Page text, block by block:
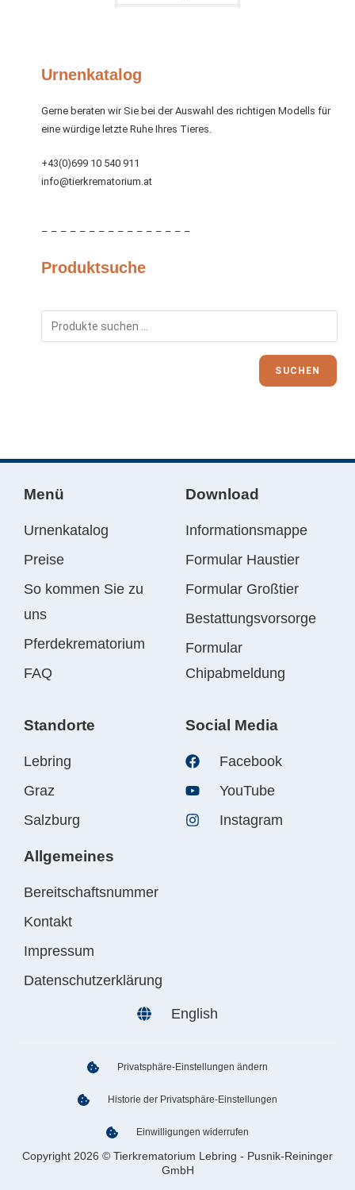
Urnenkatalog
Gerne beraten wir Sie bei der Auswahl des richtigen Modells für
eine würdige letzte Ruhe Ihres Tieres.
+43(0)699 10 540 911
info@tierkrematorium.at
– – – – – – – – – – – – – – – –
Produktsuche
SUCHEN
Menü
Urnenkatalog
Preise
So kommen Sie zu
uns
Pferdekrematorium
FAQ
Download
Informationsmappe
Formular Haustier
Formular Großtier
Bestattungsvorsorge
Formular
Chipabmeldung
Standorte
Lebring
Graz
Salzburg
Social Media
Facebook
YouTube
Instagram
Allgemeines
Bereitschaftsnummer
Kontakt
Impressum
Datenschutzerklärung
English
Privatsphäre-Einstellungen ändern
Historie der Privatsphäre-Einstellungen
Einwilligungen widerrufen
Copyright 2026 © Tierkrematorium Lebring - Pusnik-Reininger
GmbH